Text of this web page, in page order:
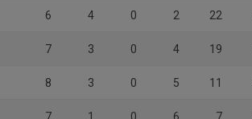
6 4 0 2 22
7 3 0 4 19
8 3 0 5 11